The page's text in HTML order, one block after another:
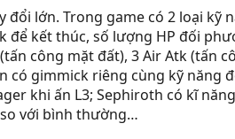
lớn. Trong game có 2 loại kỹ
để kết thúc, số lượng HP đối
công mặt đất), 3 Air Atk (tấn
gimmick riêng cùng kỹ năng
khi ấn L3; Sephiroth có kĩ
so với bình thường…